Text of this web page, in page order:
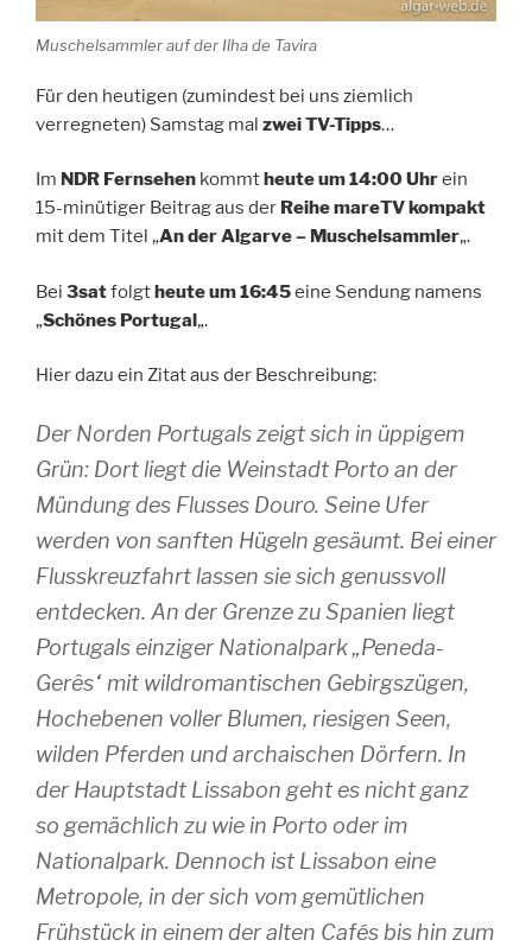
Muschelsammler auf der Ilha de Tavira
Für den heutigen (zumindest bei uns ziemlich
verregneten) Samstag mal zwei TV-Tipps…
Im NDR Fernsehen kommt heute um 14:00 Uhrein
15-minütiger Beitrag aus der Reihe mareTV kompakt
mit dem Titel „An der Algarve – Muschelsammler„.
Bei 3satfolgtheute um 16:45eine Sendung namens
„Schönes Portugal„.
Hier dazu ein Zitat aus der Beschreibung:
Der Norden Portugals zeigt sich in üppigem
Grün: Dort liegt die Weinstadt Porto an der
Mündung des Flusses Douro. Seine Ufer
werden von sanften Hügeln gesäumt. Bei einer
Flusskreuzfahrt lassen sie sich genussvoll
entdecken. An der Grenze zu Spanien liegt
Portugals einziger Nationalpark „Peneda-
Gerês“ mit wildromantischen Gebirgszügen,
Hochebenen voller Blumen, riesigen Seen,
wilden Pferden und archaischen Dörfern. In
der Hauptstadt Lissabon geht es nicht ganz
so gemächlich zu wie in Porto oder im
Nationalpark. Dennoch ist Lissabon eine
Metropole, in der sich vom gemütlichen
Frühstück in einem der alten Cafés bis hin zum